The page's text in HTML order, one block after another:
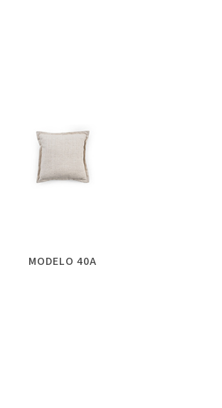
MODELO 40A